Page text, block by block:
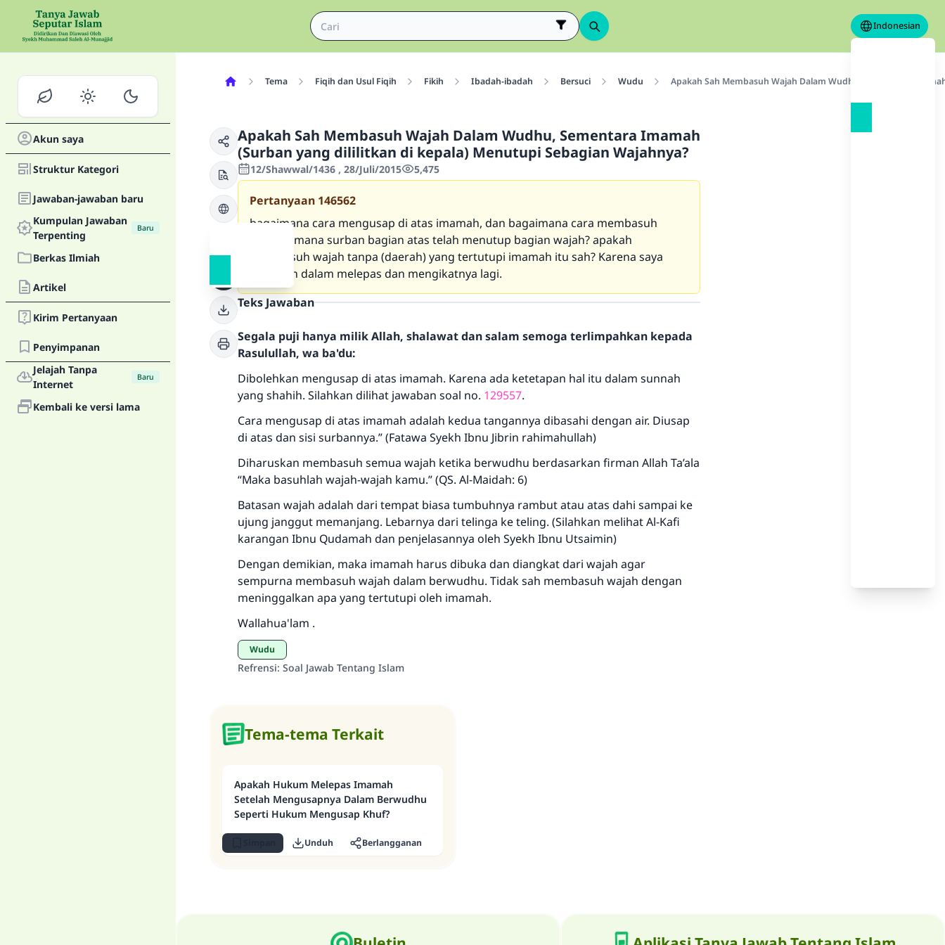
Indonesian
Akun saya
Struktur Kategori
Jawaban-jawaban baru
Kumpulan Jawaban
Terpenting
Baru
Berkas Ilmiah
Artikel
Kirim Pertanyaan
Penyimpanan
Jelajah Tanpa
Internet
Baru
Kembali ke versi lama
Tema Fiqih dan Usul Fiqih Fikih Ibadah-ibadah Bersuci Wudu Apakah Sah Membasuh Wajah Dalam Wudhu, Sementara
Apakah Sah Membasuh Wajah Dalam Wudhu, Sementara Imamah
(Surban yang dililitkan di kepala) Menutupi Sebagian Wajahnya?
12/Shawwal/1436 , 28/Juli/2015 5,475
Pertanyaan 146562
bagaimana cara mengusap di atas imamah, dan bagaimana cara membasuh
wajah dimana surban bagian atas telah menutup bagian wajah? apakah
membasuh wajah tanpa (daerah) yang tertutupi imamah itu sah? Karena saya
kesulitan dalam melepas dan mengikatnya lagi.
Teks Jawaban
Segala puji hanya milik Allah, shalawat dan salam semoga terlimpahkan kepada
Rasulullah, wa ba'du:
Dibolehkan mengusap di atas imamah. Karena ada ketetapan hal itu dalam sunnah
yang shahih. Silahkan dilihat jawaban soal no. 129557.
Cara mengusap di atas imamah adalah kedua tangannya dibasahi dengan air. Diusap
di atas dan sisi surbannya.” (Fatawa Syekh Ibnu Jibrin rahimahullah)
Diharuskan membasuh semua wajah ketika berwudhu berdasarkan firman Allah Ta’ala
“Maka basuhlah wajah-wajah kamu.” (QS. Al-Maidah: 6)
Batasan wajah adalah dari tempat biasa tumbuhnya rambut atau atas dahi sampai ke
ujung janggut memanjang. Lebarnya dari telinga ke teling. (Silahkan melihat Al-Kafi
karangan Ibnu Qudamah dan penjelasannya oleh Syekh Ibnu Utsaimin)
Dengan demikian, maka imamah harus dibuka dan diangkat dari wajah agar
sempurna membasuh wajah dalam berwudhu. Tidak sah membasuh wajah dengan
meninggalkan apa yang tertutupi oleh imamah.
Wallahua'lam .
Wudu
Refrensi: Soal Jawab Tentang Islam
Tema-tema Terkait
Apakah Hukum Melepas Imamah
Setelah Mengusapnya Dalam Berwudhu
Seperti Hukum Mengusap Khuf?
Unduh Berlangganan
Jawaban no. 110845 menyelamatkan
pernikahan.
Bantu kami dalam memberikan jawaban untuk umat
Rasulullah ﷺ bersabda
"Siapa yang menunjukkan suatu kebaikan, meka dia akan
mendapatkan pahala yang sama dengan orang yang
melakukannya"